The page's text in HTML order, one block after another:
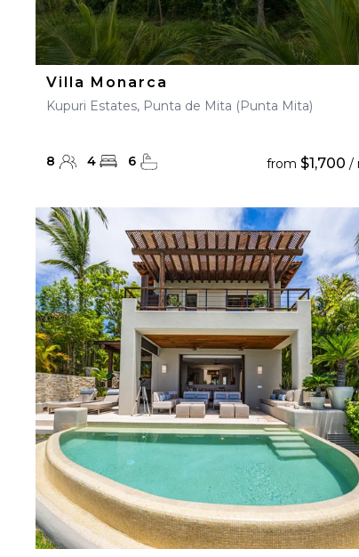
Villa Monarca
Kupuri Estates, Punta de Mita (Punta Mita)
8 4 6 from $1,700 /